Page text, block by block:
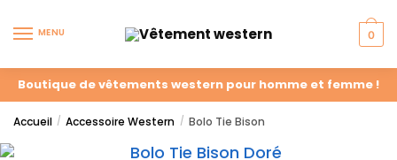
MENU 0
Boutique de vêtements western pour homme et femme !
Accueil / Accessoire Western / Bolo Tie Bison